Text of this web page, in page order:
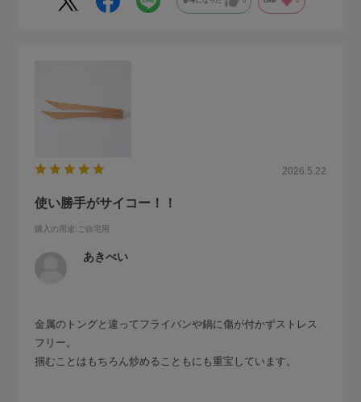
2026.5.22
使い勝手がサイコー！！
購入の用途:ご自宅用
あきべい
金属のトングと違ってフライパンや鍋に傷が付かずストレス
フリー。
掴むことはもちろん炒めることもにも重宝しています。